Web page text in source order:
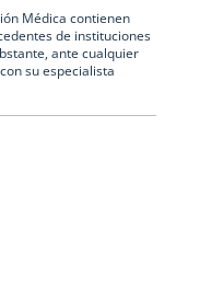
Médica contienen
de instituciones
ante cualquier
su especialista